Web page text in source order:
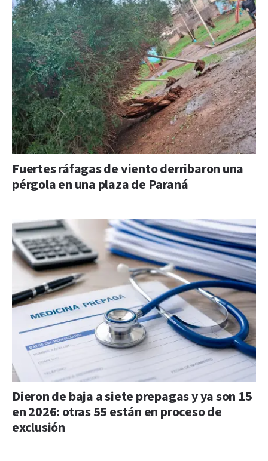
Fuertes ráfagas de viento derribaron una
pérgola en una plaza de Paraná
Dieron de baja a siete prepagas y ya son 15
en 2026: otras 55 están en proceso de
exclusión